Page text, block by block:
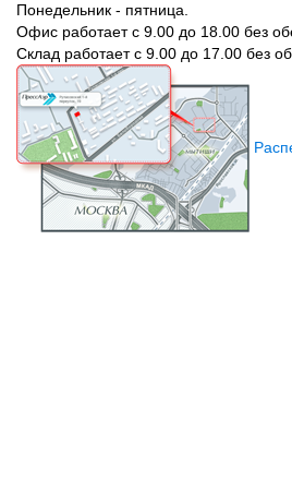
Понедельник - пятница.
Офис работает с 9.00 до 18.00 без
Склад работает с 9.00 до 17.00 без